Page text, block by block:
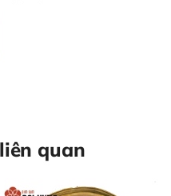
quan